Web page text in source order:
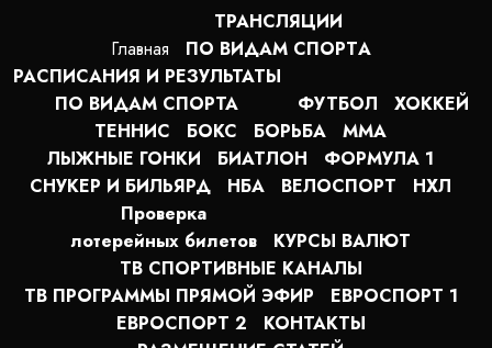
Главная
ТРАНСЛЯЦИИ
ПО ВИДАМ СПОРТA
РАСПИСАНИЯ И РЕЗУЛЬТАТЫ
ПО ВИДАМ СПОРТА
ФУТБОЛ
ХОККЕЙ
ТЕННИС
БОКС БОРЬБА
MMA
ЛЫЖНЫЕ ГОНКИ
БИАТЛОН
ФОРМУЛА 1
СНУКЕР И БИЛЬЯРД
НБА ВЕЛОСПОРТ
НХЛ
Проверка
лотерейных билетов
КУРСЫ ВАЛЮТ
ТВ СПОРТИВНЫЕ КАНАЛЫ
ТВ ПРОГРАММЫ ПРЯМОЙ ЭФИР
ЕВРОСПОРТ 1
ЕВРОСПОРТ 2
КОНТАКТЫ